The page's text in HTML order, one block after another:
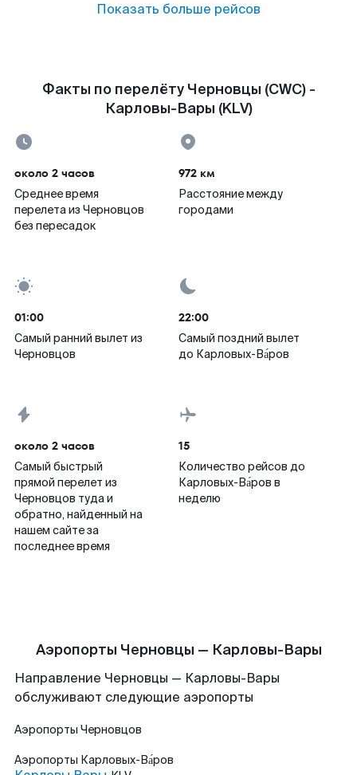
Показать больше рейсов
Факты по перелёту Черновцы (CWC) -
Карловы-Вары (KLV)
около 2 часов
Среднее время
перелета из Черновцов
без пересадок
972 км
Расстояние между
городами
01:00
Самый ранний вылет из
Черновцов
22:00
Самый поздний вылет
до Карловых-Ва́ров
около 2 часов
Самый быстрый
прямой перелет из
Черновцов туда и
обратно, найденный на
нашем сайте за
последнее время
15
Количество рейсов до
Карловых-Ва́ров в
неделю
Аэропорты Черновцы — Карловы-Вары
Направление Черновцы — Карловы-Вары
обслуживают следующие аэропорты
Аэропорты Черновцов
Аэропорты Карловых-Ва́ров